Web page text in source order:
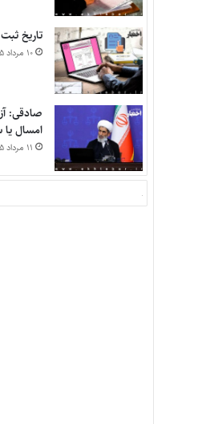
تاریخ ثبت
۱۰ مرداد ۱۴۰۵
صادقی:
امسال یا
۱۱ مرداد ۱۴۰۵